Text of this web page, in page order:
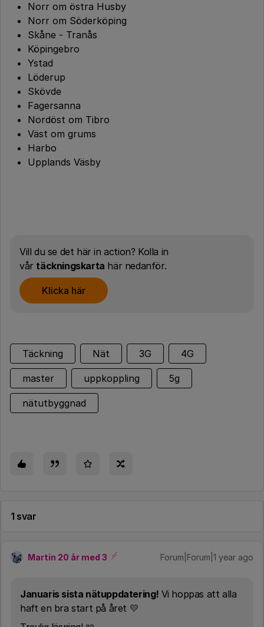
Norr om östra Husby
Norr om Söderköping
Skåne - Tranås
Köpingebro
Ystad
Löderup
Skövde
Fagersanna
Nordöst om Tibro
Väst om grums
Harbo
Upplands Väsby
Vill du se det här in action? Kolla in
vår täckningskarta här nedanför.
Klicka här
Täckning Nät 3G 4G
master uppkoppling 5g
nätutbyggnad
1 svar
Martin 20 år med 3 Forum|Forum|1 year ago
Januaris sista nätuppdatering! Vi hoppas att alla
haft en bra start på året 💛